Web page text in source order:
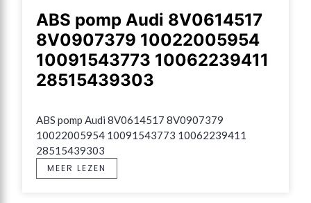
ABS pomp Audi 8V0614517
8V0907379 10022005954
10091543773 10062239411
28515439303
ABS pomp Audi 8V0614517 8V0907379
10022005954 10091543773 10062239411
28515439303
MEER LEZEN